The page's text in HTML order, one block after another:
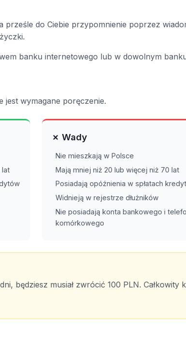
prześle do Ciebie przypomnienie poprzez
banku internetowego lub w dowolnym
wymagane poręczenie.
lat
✗ Wady
Nie mieszkają w Polsce
Mają mniej niż 20 lub więcej niż 70 lat
Posiadają opóźnienia w spłatach
Widnieją w rejestrze dłużników
Nie posiadają konta bankowego i
komórkowego
będziesz musiał zwrócić 100 PLN. Całkowity